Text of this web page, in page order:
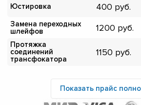
Юстировка 400
Замена переходных
шлейфов
1200
Протяжка
соединений
трансфокатора
1150
Показать прайс